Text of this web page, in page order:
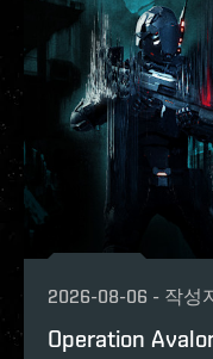
2026-08-06 - 작성
Operation